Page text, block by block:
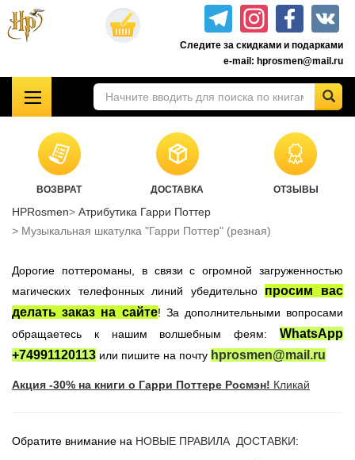
Перейти
Следите за скидками и подарками
e-mail: hprosmen@mail.ru
Комплекты книг о Гарри Поттере
Акционные товары к комплекту 7 книг Росмэн
Гарри Поттер на английском
Настольные игры
Атрибутика Гарри Поттер
Одежда Гарри Поттер
Сладости Jelly Belly
НОВИНКИ САЙТА
ВОЗВРАТ ДОСТАВКА ОТЗЫВЫ
HPRosmen
Атрибутика Гарри Поттер
Музыкальная шкатулка "Гарри Поттер" (резная)
Дорогие поттероманы, в связи с огромной загруженностью
магических телефонных линий убедительно просим вас
делать заказ на сайте! За дополнительными вопросами
обращаетесь к нашим волшебным феям:
WhatsApp
+74991120113 или пишите на почту hprosmen@mail.ru
Акция -30% на книги о Гарри Поттере Росмэн! Кликай
Обратите внимание на НОВЫЕ ПРАВИЛА ДОСТАВКИ: